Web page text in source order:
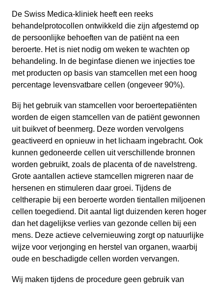
De Swiss Medica-kliniek heeft een reeks
behandelprotocollen ontwikkeld die zijn afgestemd op
de persoonlijke behoeften van de patiënt na een
beroerte. Het is niet nodig om weken te wachten op
behandeling. In de beginfase dienen we injecties toe
met producten op basis van stamcellen met een hoog
percentage levensvatbare cellen (ongeveer 90%).
Bij het gebruik van stamcellen voor beroertepatiënten
worden de eigen stamcellen van de patiënt gewonnen
uit buikvet of beenmerg. Deze worden vervolgens
geactiveerd en opnieuw in het lichaam ingebracht. Ook
kunnen gedoneerde cellen uit verschillende bronnen
worden gebruikt, zoals de placenta of de navelstreng.
Grote aantallen actieve stamcellen migreren naar de
hersenen en stimuleren daar groei. Tijdens de
celtherapie bij een beroerte worden tientallen miljoenen
cellen toegediend. Dit aantal ligt duizenden keren hoger
dan het dagelijkse verlies van gezonde cellen bij een
mens. Deze actieve celvernieuwing zorgt op natuurlijke
wijze voor verjonging en herstel van organen, waarbij
oude en beschadigde cellen worden vervangen.
Wij maken tijdens de procedure geen gebruik van